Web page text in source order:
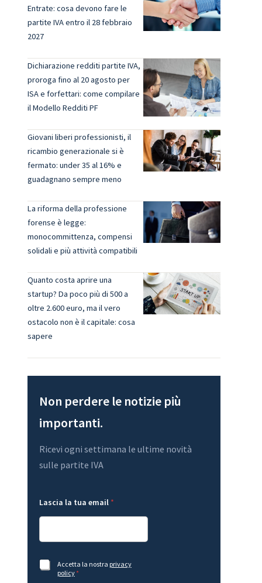
Entrate: cosa devono fare le
partite IVA entro il 28 febbraio
2027
Dichiarazione redditi partite IVA,
proroga fino al 20 agosto per
ISA e forfettari: come compilare
il Modello Redditi PF
Giovani liberi professionisti, il
ricambio generazionale si è
fermato: under 35 al 16% e
guadagnano sempre meno
La riforma della professione
forense è legge:
monocommittenza, compensi
solidali e più attività compatibili
Quanto costa aprire una
startup? Da poco più di 500 a
oltre 2.600 euro, ma il vero
ostacolo non è il capitale: cosa
sapere
Non perdere le notizie più
importanti.
Ricevi ogni settimana le ultime novità
sulle partite IVA
u
P
e
m
Lascia la tua email *
aA
c
Accetta la nostra privacy
policy*